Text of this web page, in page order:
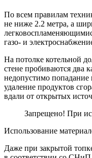
По всем правилам
не ниже 2.2 метра, а
газо- и
На потолке котельной
стене пробиваются два
недопустимо попадание
удаление продуктов
вдали от открытых
Запрещено! При
Использование
Даже при закрытой